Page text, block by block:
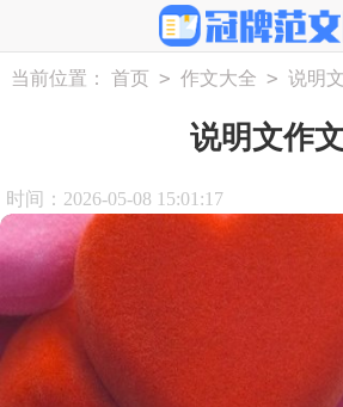
当前位置： 首页 > 作文大全 > 说明文
说明文作文
时间：2026-05-08 15:01:17